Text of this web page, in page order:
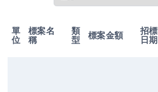
單
位
標案名
稱
類
型
標案金額
招標
日期